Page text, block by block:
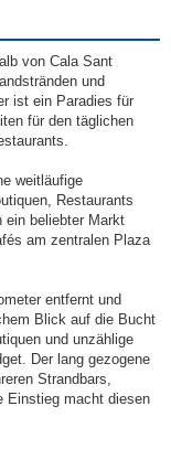
von Cala Sant
und
ist ein Paradies für
für den täglichen
weitläufige
Restaurants
ein beliebter Markt
am zentralen Plaza
entfernt und
Blick auf die Bucht
und unzählige
Der lang gezogene
Strandbars,
Einstieg macht diesen